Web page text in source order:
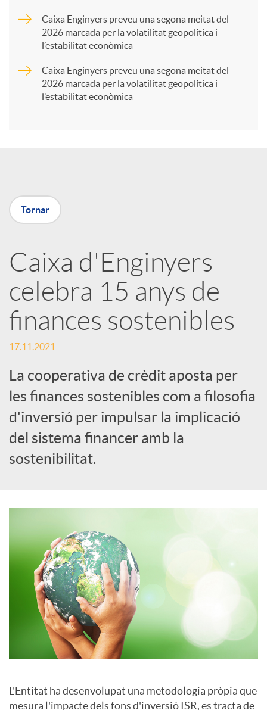
X
r
x
e
s
S
o
c
i
s
Caixa Enginyers preveu una segona meitat del
2026 marcada per la volatilitat geopolítica i
l’estabilitat econòmica
Caixa Enginyers preveu una segona meitat del
2026 marcada per la volatilitat geopolítica i
l’estabilitat econòmica
Tornar
Caixa d'Enginyers
celebra 15 anys de
finances sostenibles
17.11.2021
La cooperativa de crèdit aposta per
les finances sostenibles com a filosofia
d'inversió per impulsar la implicació
del sistema financer amb la
sostenibilitat.
L'Entitat ha desenvolupat una metodologia pròpia que
mesura l'impacte dels fons d'inversió ISR, es tracta de